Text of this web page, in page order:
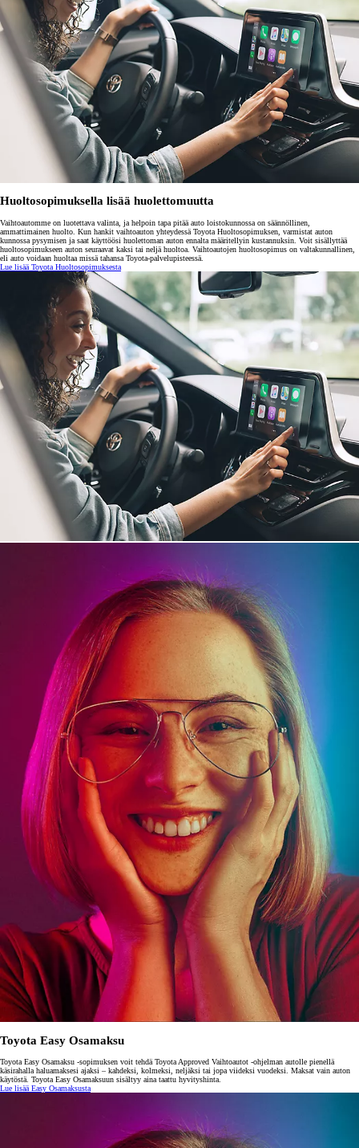
Huoltosopimuksella lisää huolettomuutta
Vaihtoautomme on luotettava valinta, ja helpoin tapa pitää auto loistokunnossa on säännöllinen,
ammattimainen huolto. Kun hankit vaihtoauton yhteydessä Toyota Huoltosopimuksen, varmistat auton
kunnossa pysymisen ja saat käyttöösi huolettoman auton ennalta määritellyin kustannuksin. Voit sisällyttää
huoltosopimukseen auton seuraavat kaksi tai neljä huoltoa. Vaihtoautojen huoltosopimus on valtakunnallinen,
eli auto voidaan huoltaa missä tahansa Toyota-palvelupisteessä.
Lue lisää Toyota Huoltosopimuksesta
Toyota Easy Osamaksu
Toyota Easy Osamaksu -sopimuksen voit tehdä Toyota Approved Vaihtoautot -ohjelman autolle pienellä
käsirahalla haluamaksesi ajaksi – kahdeksi, kolmeksi, neljäksi tai jopa viideksi vuodeksi. Maksat vain auton
käytöstä. Toyota Easy Osamaksuun sisältyy aina taattu hyvityshinta.
Lue lisää Easy Osamaksusta